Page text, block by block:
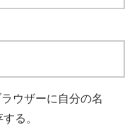
ウザーに自分の名
る。